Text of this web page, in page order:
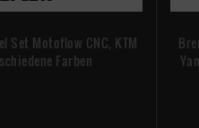
Set Motoflow CNC, KTM
Farben